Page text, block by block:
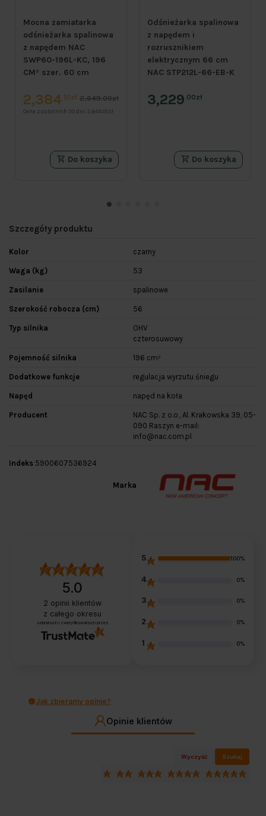
Mocna zamiatarka
odśnieżarka spalinowa
z napędem NAC
SWP60-196L-KC, 196
CM³ szer. 60 cm
2,384 10zł 2,649.00zł
Cena z ostatnich 30 dni: 2,649.00zł
Do koszyka
Odśnieżarka spalinowa
z napędem i
rozrusznikiem
elektrycznym 66 cm
NAC STP212L-66-EB-K
3,229 00zł
Do koszyka
Szczegóły produktu
Kolor czarny
Waga (kg) 53
Zasilanie spalinowe
Szerokość robocza (cm) 56
Typ silnika
OHV
czterosuwowy
Pojemność silnika 196 cm³
Dodatkowe funkcje regulacja wyrzutu śniegu
Napęd napęd na koła
Producent
NAC Sp. z o.o., Al. Krakowska 39, 05-
090 Raszyn e-mail:
info@nac.com.pl
Marka
Indeks 5900607536924
5.0
2 opinii klientów
z całego okresu
zebranych i zweryfikowanych przez
5 100%
4 0%
3 0%
2 0%
1 0%
Jak zbieramy opinie?
Opinie klientów
Wyczyść Szukaj